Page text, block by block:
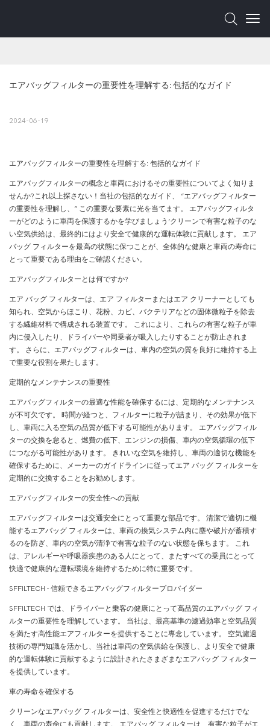
エアバッグフィルターの重要性を理解する: 包括的なガイド
2024-06-19
エアバッグフィルターの重要性を理解する: 包括的なガイド
エアバッグフィルターの概念と車両におけるその重要性についてよく知りま
せんか?これ以上探さない！当社の包括的なガイド、 “エアバッグフィルター
の重要性を理解し、” この重要な要素に光を当てます。 エアバッグフィルタ
ーがどのように車両を保護するかを学びましょう’クリーンで有害な粒子のな
い空気供給は、最終的にはより安全で健康的な運転体験に貢献します。 エア
バッグ フィルターを最高の状態に保つことが、全体的な健康と車両の寿命に
とって重要である理由をご確認ください。
エアバッグフィルターとは何ですか?
エア バッグ フィルターは、エア フィルターまたはエア クリーナーとしても
知られ、空気からほこり、花粉、カビ、バクテリアなどの固体微粒子を除去
する繊維材料で構成される装置です。 これにより、これらの有害な粒子が車
内に侵入したり、ドライバーや同乗者が吸入したりすることが防止されま
す。 さらに、エアバッグフィルターは、車内の空気の質を良好に維持する上
で重要な役割を果たします。
定期的なメンテナンスの重要性
エアバッグフィルターの最適な性能を確保するには、定期的なメンテナンス
が不可欠です。 時間が経つと、フィルターに粒子が詰まり、その効果が低下
し、車両に入る空気の品質が低下する可能性があります。 エアバッグフィル
ターの交換を怠ると、燃費の低下、エンジンの損傷、車内の空気循環の低下
につながる可能性があります。 きれいな空気を維持し、車両の適切な機能を
確保するために、メーカーのガイドラインに従ってエア バッグ フィルターを
定期的に交換することをお勧めします。
エアバッグフィルターの安全性への貢献
エアバッグフィルターは交通安全にとって重要な部品です。 清潔で適切に機
能するエアバッグ フィルターは、車両の換気システム内に塵や破片が蓄積す
るのを防ぎ、車内の空気が清浄で有害な粒子のない状態を保ちます。 これ
は、アレルギーや呼吸器疾患のある人にとって、またすべての乗員にとって
快適で健康的な運転環境を維持するために特に重要です。
SFFILTECH - 信頼できるエアバッグフィルタープロバイダー
SFFILTECH では、ドライバーと乗客の健康にとって高品質のエアバッグ フィ
ルターの重要性を理解しています。 当社は、最高基準の濾過効率と空気品質
を満たす高性能エアフィルターを提供することに専念しています。 空気濾過
技術の専門知識を活かし、当社は車両の空気供給を保護し、より安全で健康
的な運転体験に貢献するように設計されたさまざまなエアバッグ フィルター
を提供しています。
車の寿命を確保する
クリーンなエアバッグ フィルターは、安全性と快適性を促進するだけでな